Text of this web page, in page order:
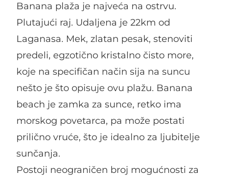
Banana plaža je najveća na ostrvu.
Plutajući raj. Udaljena je 22km od
Laganasa. Mek, zlatan pesak, stenoviti
predeli, egzotično kristalno čisto more,
koje na specifičan način sija na suncu
nešto je što opisuje ovu plažu. Banana
beach je zamka za sunce, retko ima
morskog povetarca, pa može postati
prilično vruće, što je idealno za ljubitelje
sunčanja.
Postoji neograničen broj mogućnosti za